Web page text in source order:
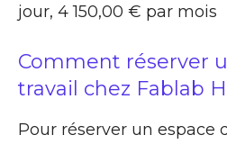
jour, 4 150,00 € par mois
Comment réserver
travail chez Fablab
Pour réserver un espace